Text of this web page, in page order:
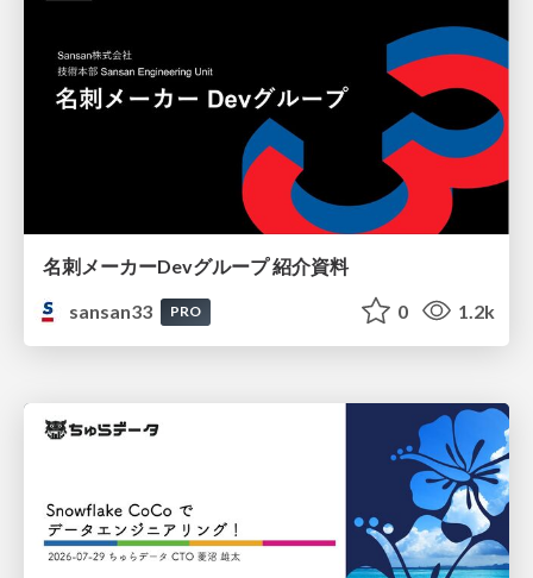
名刺メーカーDevグループ 紹介資料
sansan33
PRO 0 1.2k